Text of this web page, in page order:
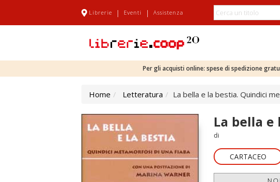
Librerie | Eventi | Assistenza
Per gli acquisti online: spese di spedizione
Home Letteratura La bella e la bestia. Quindici
La bella
di
CARTACEO